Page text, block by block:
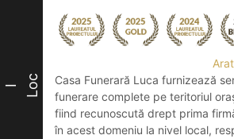
I Loc
Casa Funerară Luca furnizează
funerare complete pe teritoriul
fiind recunoscută drept prima
în acest domeniu la nivel local,